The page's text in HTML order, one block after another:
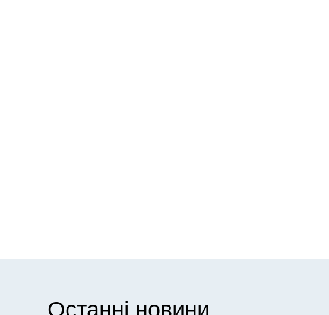
Останні новини